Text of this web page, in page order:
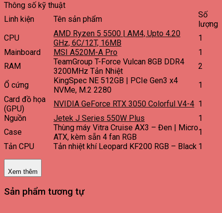
Thông số kỹ thuật
Linh kiện
Tên sản phẩm
Số
lượng
CPU
AMD Ryzen 5 5500 | AM4, Upto 4.20
GHz, 6C/12T, 16MB
1
Mainboard
MSI A520M-A Pro
1
RAM
TeamGroup T-Force Vulcan 8GB DDR4
3200MHz Tản Nhiệt
2
Ổ cứng
KingSpec NE 512GB | PCIe Gen3 x4
NVMe, M.2 2280
1
Card đồ họa
(GPU)
NVIDIA GeForce RTX 3050 Colorful V4-4 1
Nguồn
Jetek J Series 550W Plus
1
Case
Thùng máy Vitra Cruise AX3 – Đen | Micro
ATX, kèm sẵn 4 fan RGB
1
Tản CPU
Tản nhiệt khí Leopard KF200 RGB – Black 1
Xem thêm
Sản phẩm tương tự